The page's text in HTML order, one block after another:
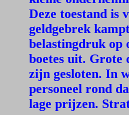
Deze toestand is
geldgebrek
belastingdruk op
boetes uit. Grote
zijn gesloten. In
personeel rond
lage prijzen.